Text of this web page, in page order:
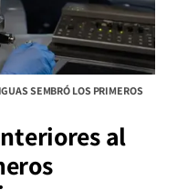
SEMBRÓ LOS PRIMEROS
al